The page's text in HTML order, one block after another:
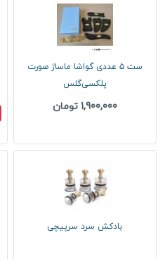
ست ۵ عددی گواشا ماساژ صورت
پلکسی‌گلس
1,900,000 تومان
بادکش سرد سرپیچی